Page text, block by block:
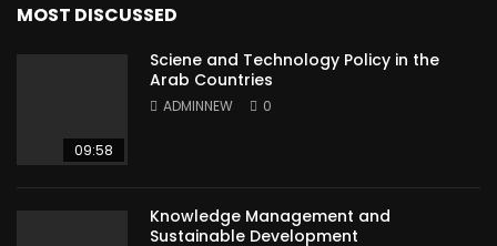
MOST DISCUSSED
09:58
Sciene and Technology Policy in the
Arab Countries
ADMINNEW 0
Knowledge Management and
Sustainable Development